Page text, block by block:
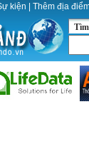
kiện Thêm địa